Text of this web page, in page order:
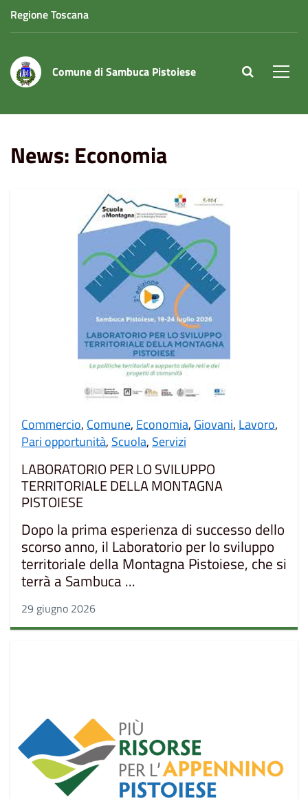
Regione Toscana
Comune di Sambuca Pistoiese site.searc
News: Economia
Commercio, Comune, Economia, Giovani, Lavoro,
Pari opportunità, Scuola, Servizi
LABORATORIO PER LO SVILUPPO
TERRITORIALE DELLA MONTAGNA
PISTOIESE
Dopo la prima esperienza di successo dello
scorso anno, il Laboratorio per lo sviluppo
territoriale della Montagna Pistoiese, che si
terrà a Sambuca ...
29 giugno 2026